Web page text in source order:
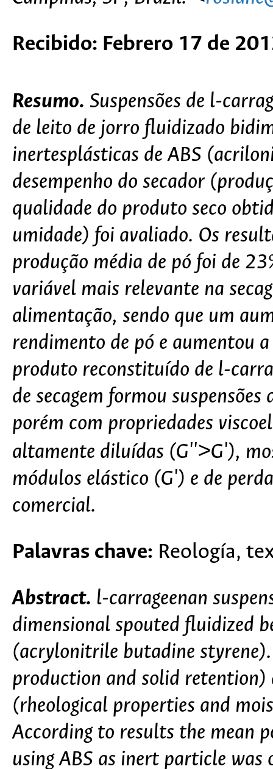
Recibido: Febrero 17 de
Resumo. Suspensões de l-
de leito de jorro fluidizado
inertesplásticas de ABS
desempenho do secador
qualidade do produto seco
umidade) foi avaliado. Os
produção média de pó foi de
variável mais relevante na
alimentação, sendo que um
rendimento de pó e aumentou
produto reconstituído de l-
de secagem formou
porém com propriedades
altamente diluídas (G''>G'),
módulos elástico (G') e de
comercial.
Palavras chave: Reología,
Abstract. l-carrageenan
dimensional spouted fluidized
(acrylonitrile butadine
production and solid
(rheological properties and
According to results the mean
using ABS as inert particle